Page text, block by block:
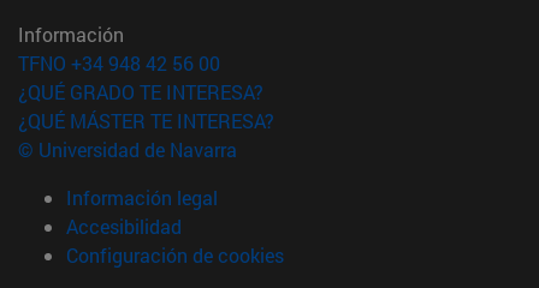
Información
TFNO +34 948 42 56 00
¿QUÉ GRADO TE INTERESA?
¿QUÉ MÁSTER TE INTERESA?
© Universidad de Navarra
Información legal
Accesibilidad
Configuración de cookies